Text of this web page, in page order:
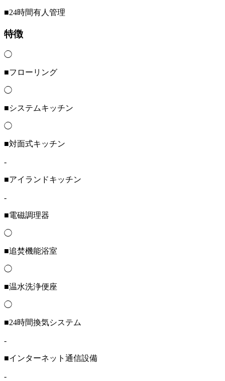
■24時間有人管理
特徴
◯
■フローリング
◯
■システムキッチン
◯
■対面式キッチン
-
■アイランドキッチン
-
■電磁調理器
◯
■追焚機能浴室
◯
■温水洗浄便座
◯
■24時間換気システム
-
■インターネット通信設備
-